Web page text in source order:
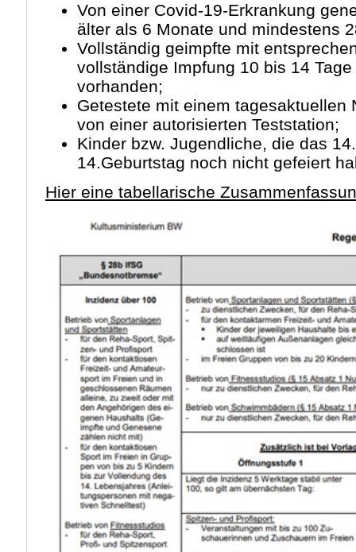
Von einer Covid-19-Erkrankung
älter als 6 Monate und mindestens
Vollständig geimpfte mit
vollständige Impfung 10 bis 14
vorhanden;
Getestete mit einem tagesaktuellen
von einer autorisierten Teststation;
Kinder bzw. Jugendliche, die das
14.Geburtstag noch nicht gefeiert
Hier eine tabellarische